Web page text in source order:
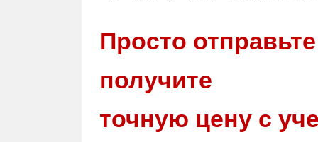
Просто
получите
точную цену с